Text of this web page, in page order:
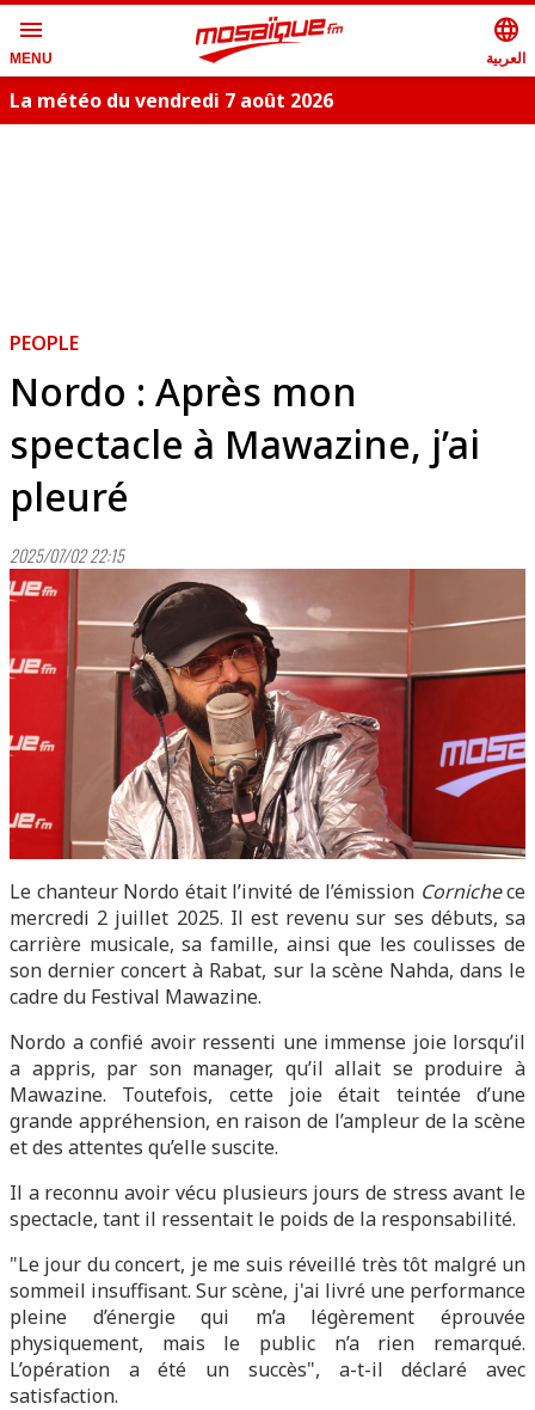
menu
MENU
language
العربية
La météo du vendredi 7 août 2026
PEOPLE
Nordo : Après mon
spectacle à Mawazine, j’ai
pleuré
2025/07/02 22:15
Le chanteur Nordo était l’invité de l’émission Cornichece
mercredi 2 juillet 2025. Il est revenu sur ses débuts, sa
carrière musicale, sa famille, ainsi que les coulisses de
son dernier concert à Rabat, sur la scène Nahda, dans le
cadre du Festival Mawazine.
Nordo a confié avoir ressenti une immense joie lorsqu’il
a appris, par son manager, qu’il allait se produire à
Mawazine. Toutefois, cette joie était teintée d’une
grande appréhension, en raison de l’ampleur de la scène
et des attentes qu’elle suscite.
Il a reconnu avoir vécu plusieurs jours de stress avant le
spectacle, tant il ressentait le poids de la responsabilité.
"Le jour du concert, je me suis réveillé très tôt malgré un
sommeil insuffisant. Sur scène, j'ai livré une performance
pleine d’énergie qui m’a légèrement éprouvée
physiquement, mais le public n’a rien remarqué.
L’opération a été un succès", a-t-il déclaré avec
satisfaction.